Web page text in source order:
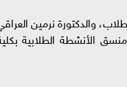
والدكتورة نرمين
الأنشطة الطلابية